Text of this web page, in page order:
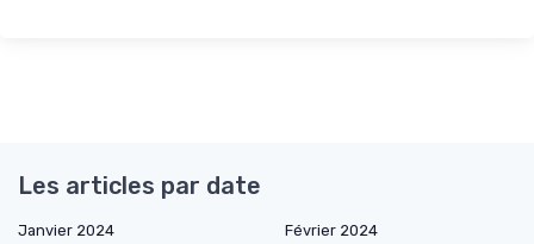
Les articles par date
Janvier 2024
Février 2024